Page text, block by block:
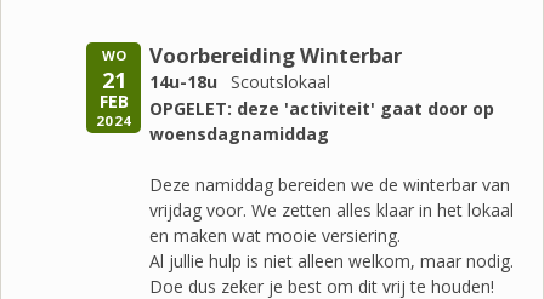
WO
21
FEB
2024
Voorbereiding Winterbar
14u-18u Scoutslokaal
OPGELET: deze 'activiteit' gaat door op
woensdagnamiddag
Deze namiddag bereiden we de winterbar van
vrijdag voor. We zetten alles klaar in het lokaal
en maken wat mooie versiering.
Al jullie hulp is niet alleen welkom, maar nodig.
Doe dus zeker je best om dit vrij te houden!